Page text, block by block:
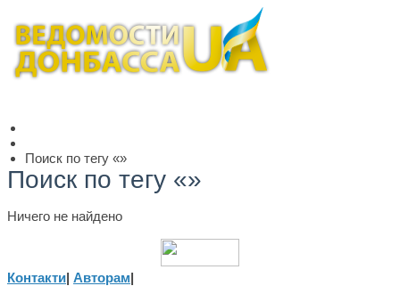
Поиск по тегу «»
Поиск по тегу «»
Ничего не найдено
Контакти| Авторам|